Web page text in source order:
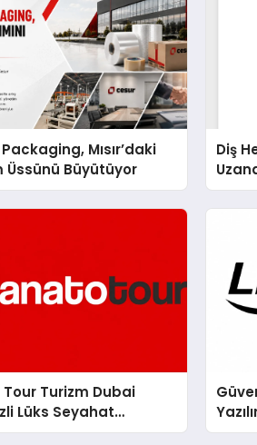
Mısır’daki
Üssünü Büyütüyor
Diş
Turizm Dubai
Lüks Seyahat
Küresel